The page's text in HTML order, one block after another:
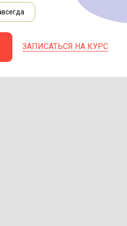
ЗАПИСАТЬСЯ НА КУРС